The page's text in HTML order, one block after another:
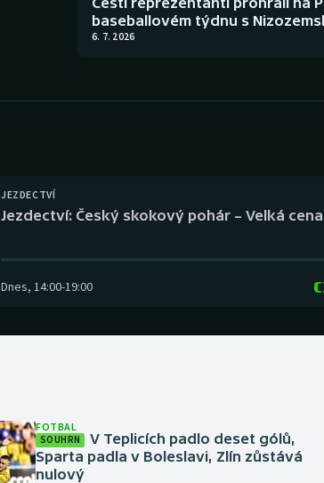
baseballovém týdnu s
6. 7. 2026
JEZDECTVÍ
Jezdectví: Český skokový pohár – Velká
Dnes, 14:00-19:00
FOTBAL
SOUHRN
V Teplicích padlo deset gólů,
Sparta padla v Boleslavi, Zlín zůstává
nulový